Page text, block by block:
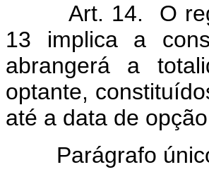
Art. 14. O
13 implica a
abrangerá a
optante,
até a data de
Parágrafo único.